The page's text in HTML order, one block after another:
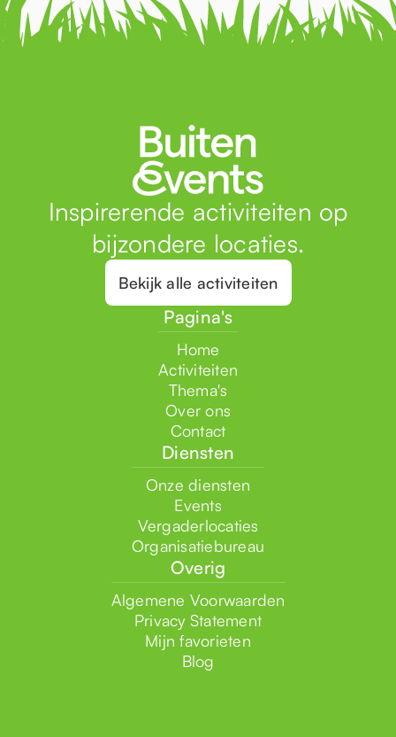
Inspirerende activiteiten op
bijzondere locaties.
Bekijk alle activiteiten
Pagina's
Home
Activiteiten
Thema's
Over ons
Contact
Diensten
Onze diensten
Events
Vergaderlocaties
Organisatiebureau
Overig
Algemene Voorwaarden
Privacy Statement
Mijn favorieten
Blog